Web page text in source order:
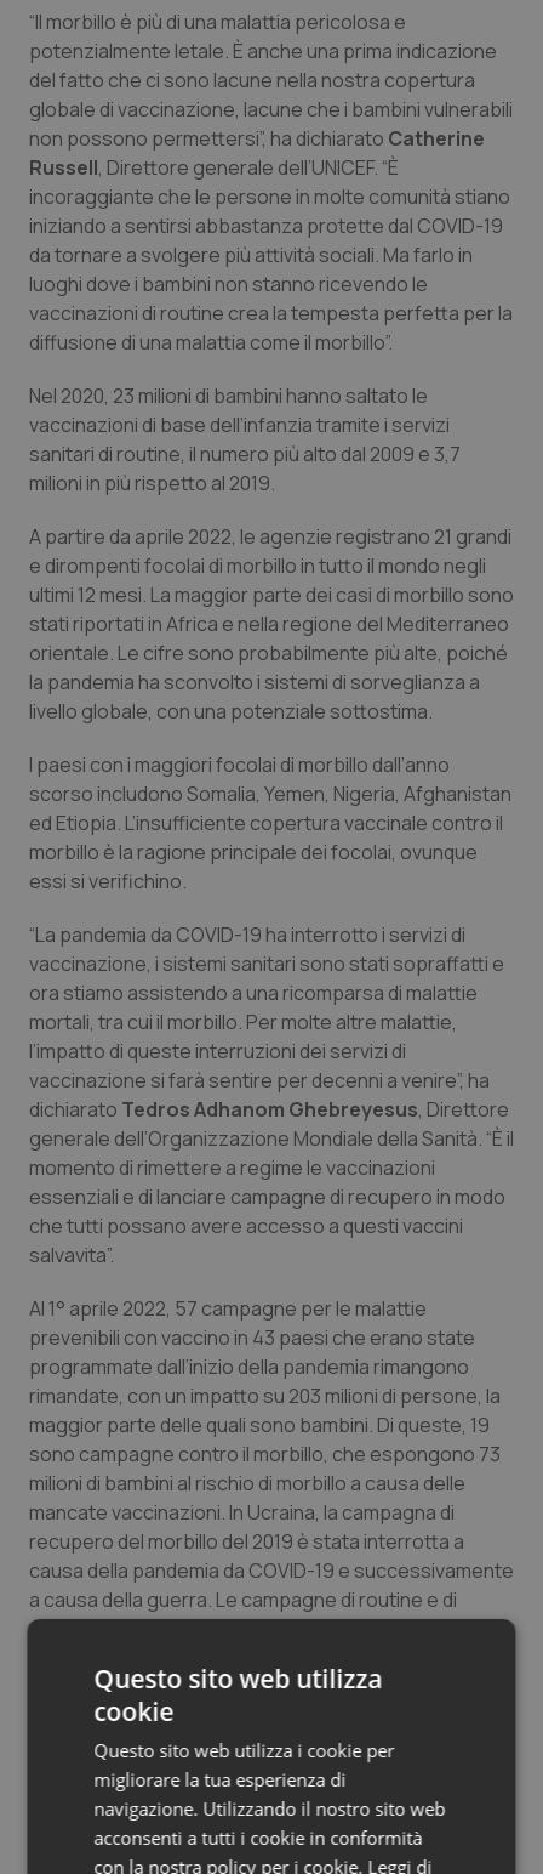
Quotidiano Chirurgia
Quotidiano Oncologia
Quotidiano Pediatria
Rene & patologie urogenitali
Salute orale & impianti
Sangue & coagulazione
Tiroide
Tumore al seno
Tumore ovarico
Tumori del Polmone & Testa Collo
Tumori gastrointestinali
Ulcera & Reflusso
Vaccini
“Il morbillo è più di una malattia pericolosa e
potenzialmente letale. È anche una prima indicazione
del fatto che ci sono lacune nella nostra copertura
globale di vaccinazione, lacune che i bambini vulnerabili
non possono permettersi”, ha dichiarato Catherine
Russell, Direttore generale dell’UNICEF. “È
incoraggiante che le persone in molte comunità stiano
iniziando a sentirsi abbastanza protette dal COVID-19
da tornare a svolgere più attività sociali. Ma farlo in
luoghi dove i bambini non stanno ricevendo le
vaccinazioni di routine crea la tempesta perfetta per la
diffusione di una malattia come il morbillo”.
Nel 2020, 23 milioni di bambini hanno saltato le
vaccinazioni di base dell’infanzia tramite i servizi
sanitari di routine, il numero più alto dal 2009 e 3,7
milioni in più rispetto al 2019.
A partire da aprile 2022, le agenzie registrano 21 grandi
e dirompenti focolai di morbillo in tutto il mondo negli
ultimi 12 mesi. La maggior parte dei casi di morbillo sono
stati riportati in Africa e nella regione del Mediterraneo
orientale. Le cifre sono probabilmente più alte, poiché
la pandemia ha sconvolto i sistemi di sorveglianza a
livello globale, con una potenziale sottostima.
I paesi con i maggiori focolai di morbillo dall’anno
scorso includono Somalia, Yemen, Nigeria, Afghanistan
ed Etiopia. L’insufficiente copertura vaccinale contro il
morbillo è la ragione principale dei focolai, ovunque
essi si verifichino.
“La pandemia da COVID-19 ha interrotto i servizi di
vaccinazione, i sistemi sanitari sono stati sopraffatti e
ora stiamo assistendo a una ricomparsa di malattie
mortali, tra cui il morbillo. Per molte altre malattie,
l’impatto di queste interruzioni dei servizi di
vaccinazione si farà sentire per decenni a venire”, ha
dichiarato Tedros Adhanom Ghebreyesus, Direttore
generale dell’Organizzazione Mondiale della Sanità. “È il
momento di rimettere a regime le vaccinazioni
essenziali e di lanciare campagne di recupero in modo
che tutti possano avere accesso a questi vaccini
salvavita”.
Al 1° aprile 2022, 57 campagne per le malattie
prevenibili con vaccino in 43 paesi che erano state
programmate dall’inizio della pandemia rimangono
rimandate, con un impatto su 203 milioni di persone, la
maggior parte delle quali sono bambini. Di queste, 19
sono campagne contro il morbillo, che espongono 73
milioni di bambini al rischio di morbillo a causa delle
mancate vaccinazioni. In Ucraina, la campagna di
recupero del morbillo del 2019 è stata interrotta a
causa della pandemia da COVID-19 e successivamente
a causa della guerra. Le campagne di routine e di
recupero sono necessarie ovunque sia possibile
focolai ripetuti come nel 2017-2019, quando si sono
registrati oltre 115.000 casi di morbillo e 41 morti nel
paese – la più alta incidenza in Europa.
Una copertura pari o superiore al 95% con due dosi del
vaccino sicuro ed efficace contro il morbillo può
proteggere i bambini da tale malattia. Tuttavia, le
Questo sito web utilizza
cookie
Questo sito web utilizza i cookie per
migliorare la tua esperienza di
navigazione. Utilizzando il nostro sito web
acconsenti a tutti i cookie in conformità
con la nostra policy per i cookie. Leggi di